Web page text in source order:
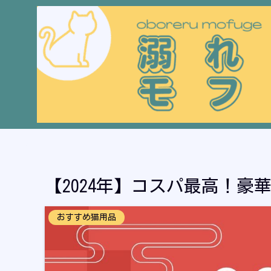
【2024年】コスパ最高！豪
おすすめ猫用品